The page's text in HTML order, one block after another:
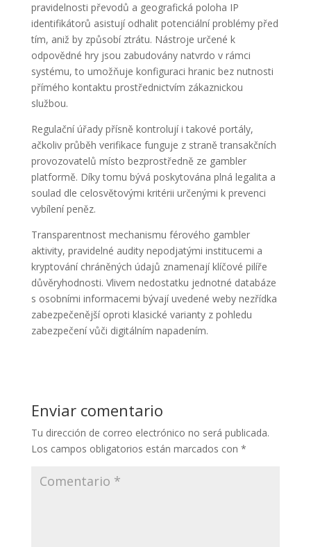
pravidelnosti převodů a geografická poloha IP
identifikátorů asistují odhalit potenciální problémy před
tím, aniž by způsobí ztrátu. Nástroje určené k
odpovědné hry jsou zabudovány natvrdo v rámci
systému, to umožňuje konfiguraci hranic bez nutnosti
přímého kontaktu prostřednictvím zákaznickou
službou.
Regulační úřady přísně kontrolují i takové portály,
ačkoliv průběh verifikace funguje z straně transakčních
provozovatelů místo bezprostředně ze gambler
platformě. Díky tomu bývá poskytována plná legalita a
soulad dle celosvětovými kritérii určenými k prevenci
vybílení peněz.
Transparentnost mechanismu férového gambler
aktivity, pravidelné audity nepodjatými institucemi a
kryptování chráněných údajů znamenají klíčové pilíře
důvěryhodnosti. Vlivem nedostatku jednotné databáze
s osobními informacemi bývají uvedené weby nezřídka
zabezpečenější oproti klasické varianty z pohledu
zabezpečení vůči digitálním napadením.
Enviar comentario
Tu dirección de correo electrónico no será publicada.
Los campos obligatorios están marcados con *